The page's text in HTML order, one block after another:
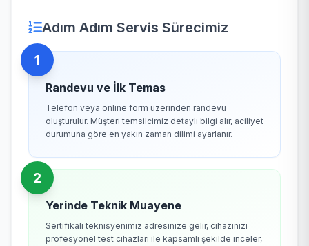
Adım Adım Servis Sürecimiz
1
Randevu ve İlk Temas
Telefon veya online form üzerinden randevu
oluşturulur. Müşteri temsilcimiz detaylı bilgi alır, aciliyet
durumuna göre en yakın zaman dilimi ayarlanır.
2
Yerinde Teknik Muayene
Sertifikalı teknisyenimiz adresinize gelir, cihazınızı
profesyonel test cihazları ile kapsamlı şekilde inceler,